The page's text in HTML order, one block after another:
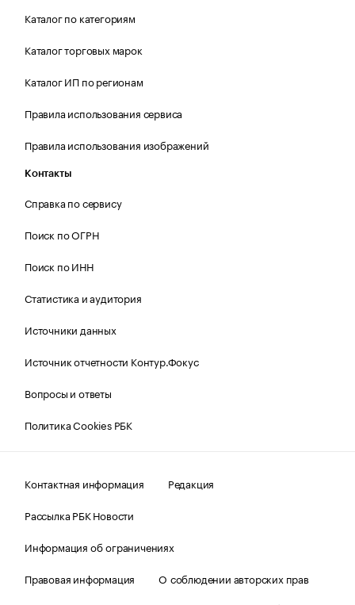
Каталог по категориям
Каталог торговых марок
Каталог ИП по регионам
Правила использования сервиса
Правила использования изображений
Контакты
Справка по сервису
Поиск по ОГРН
Поиск по ИНН
Статистика и аудитория
Источники данных
Источник отчетности Контур.Фокус
Вопросы и ответы
Политика Cookies РБК
Контактная информация
Редакция
Рассылка РБК Новости
Информация об ограничениях
Правовая информация
О соблюдении авторских прав